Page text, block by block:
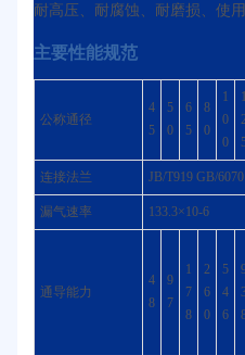
耐高压、耐腐蚀、耐磨损、使用
主要性能规范
公称通径
4
5
5
0
6
5
8
0
1
0
0
1
连接法兰 JB/T919 GB/6070
漏气速率 133.3×10-6
通导能力
4
8
9
7
1
7
8
2
6
0
5
4
6